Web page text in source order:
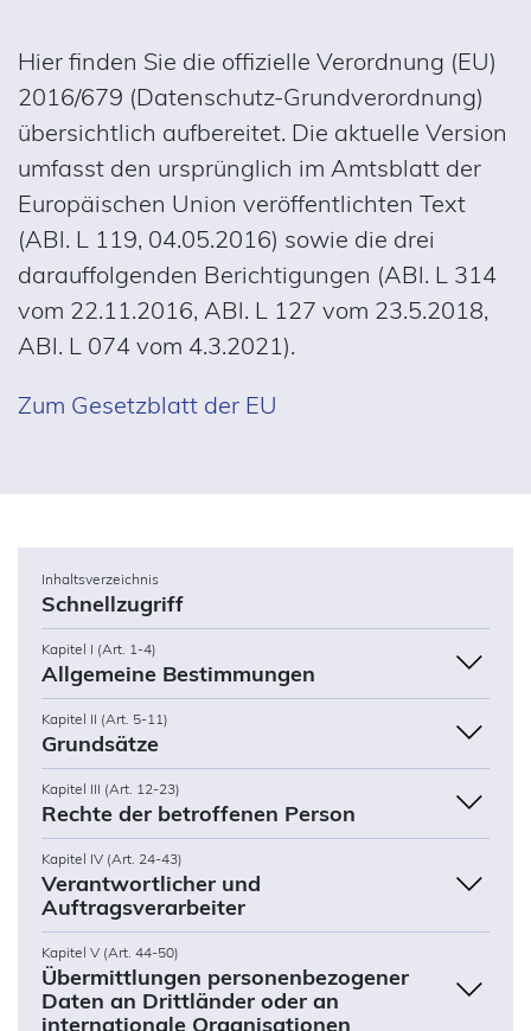
Hier finden Sie die offizielle Verordnung (EU)
2016/679 (Datenschutz-Grundverordnung)
übersichtlich aufbereitet. Die aktuelle Version
umfasst den ursprünglich im Amtsblatt der
Europäischen Union veröffentlichten Text
(ABl. L 119, 04.05.2016) sowie die drei
darauffolgenden Berichtigungen (ABl. L 314
vom 22.11.2016, ABl. L 127 vom 23.5.2018,
ABl. L 074 vom 4.3.2021).
Zum Gesetzblatt der EU
Inhaltsverzeichnis
Schnellzugriff
Kapitel I (Art. 1-4)
Allgemeine Bestimmungen
Kapitel II (Art. 5-11)
Grundsätze
Kapitel III (Art. 12-23)
Rechte der betroffenen Person
Kapitel IV (Art. 24-43)
Verantwortlicher und
Auftragsverarbeiter
Kapitel V (Art. 44-50)
Übermittlungen personenbezogener
Daten an Drittländer oder an
internationale Organisationen